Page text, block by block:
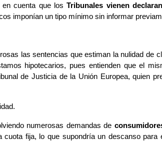
en cuenta que losTribunales vienen
imponían un tipo mínimo sin informar
las sentencias que estiman la nulidad de
hipotecarios, pues entienden que el
de Justicia de la Unión Europea, quien
numerosas demandas de
cuota fija, lo que supondría un descanso